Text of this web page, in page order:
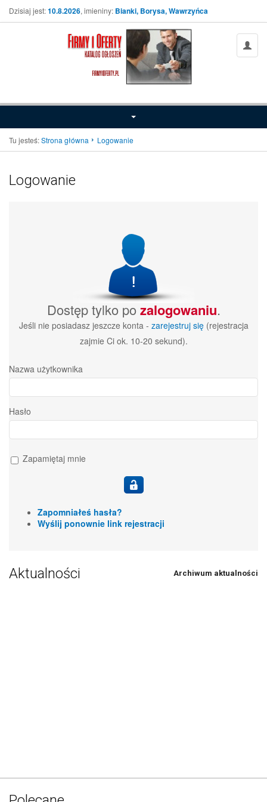
Dzisiaj jest:10.8.2026, imieniny: Bianki, Borysa, Wawrzyńca
Tu jesteś:Strona główna Logowanie
Logowanie
Dostęp tylko pozalogowaniu.
Jeśli nie posiadasz jeszcze konta - zarejestruj się(rejestracja
zajmie Ci ok. 10-20 sekund).
Nazwa użytkownika
Hasło
Zapamiętaj mnie
Zapomniałeś hasła?
Wyślij ponownie link rejestracji
Aktualności Archiwum aktualności